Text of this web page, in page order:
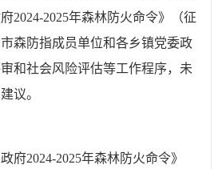
2024-2025年森林防火命令》（征
森防指成员单位和各乡镇党委政
和社会风险评估等工作程序，未
议。
府2024-2025年森林防火命令》